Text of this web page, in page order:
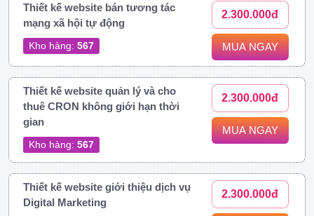
Thiết kế website bán tương tác
mạng xã hội tự động
Kho hàng: 567
2.300.000đ
MUA NGAY
Thiết kế website quản lý và cho
thuê CRON không giới hạn thời
gian
Kho hàng: 567
2.300.000đ
MUA NGAY
Thiết kế website giới thiệu dịch vụ
Digital Marketing
2.300.000đ